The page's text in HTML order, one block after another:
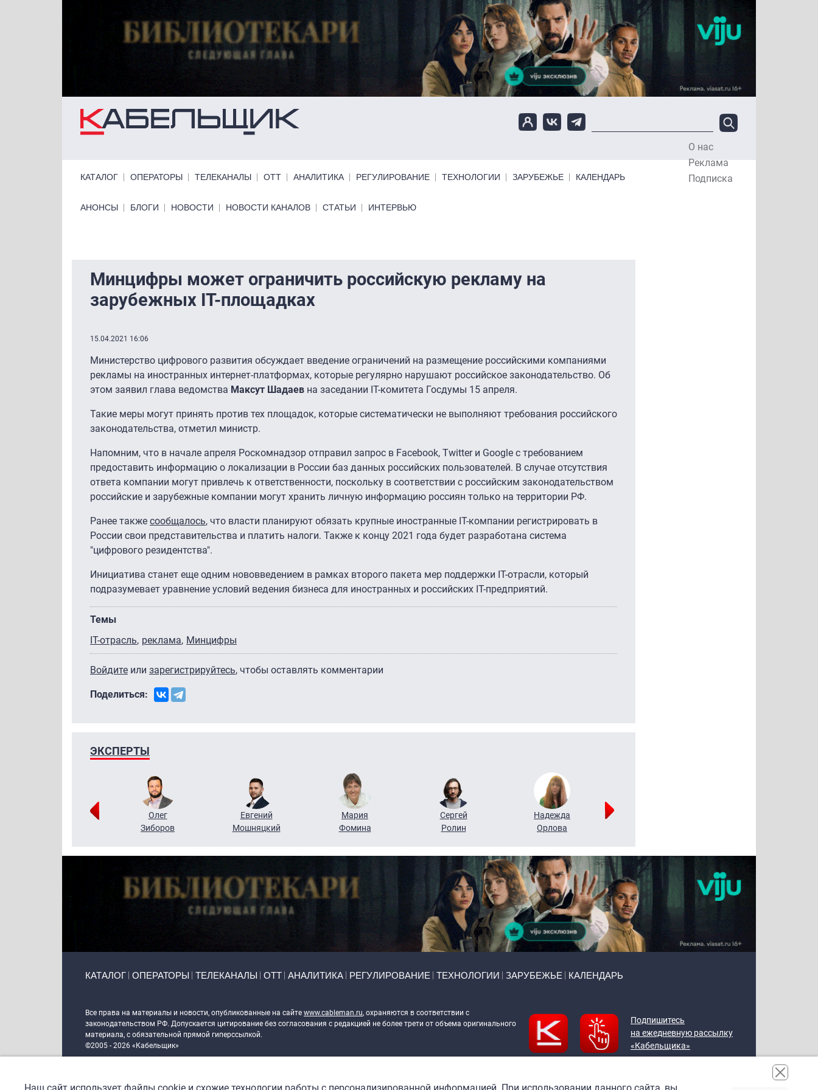
О нас
Реклама
Подписка
КАТАЛОГ ОПЕРАТОРЫ ТЕЛЕКАНАЛЫ ОТТ АНАЛИТИКА РЕГУЛИРОВАНИЕ ТЕХНОЛОГИИ ЗАРУБЕЖЬЕ КАЛЕНДАРЬ
Primary links bottom
АНОНСЫ БЛОГИ НОВОСТИ НОВОСТИ КАНАЛОВ СТАТЬИ ИНТЕРВЬЮ
Минцифры может ограничить российскую рекламу на
зарубежных IT-площадках
15.04.2021 16:06
Министерство цифрового развития обсуждает введение ограничений на размещение российскими компаниями
рекламы на иностранных интернет-платформах, которые регулярно нарушают российское законодательство. Об
этом заявил глава ведомства Максут Шадаев на заседании IT-комитета Госдумы 15 апреля.
Такие меры могут принять против тех площадок, которые систематически не выполняют требования российского
законодательства, отметил министр.
Напомним, что в начале апреля Роскомнадзор отправил запрос в Facebook, Twitter и Google с требованием
предоставить информацию о локализации в России баз данных российских пользователей. В случае отсутствия
ответа компании могут привлечь к ответственности, поскольку в соответствии с российским законодательством
российские и зарубежные компании могут хранить личную информацию россиян только на территории РФ.
Ранее также сообщалось, что власти планируют обязать крупные иностранные IT-компании регистрировать в
России свои представительства и платить налоги. Также к концу 2021 года будет разработана система
"цифрового резидентства".
Инициатива станет еще одним нововведением в рамках второго пакета мер поддержки IT-отрасли, который
подразумевает уравнение условий ведения бизнеса для иностранных и российских IT-предприятий.
Темы
IT-отрасль реклама Минцифры
Войдите или зарегистрируйтесь, чтобы оставлять комментарии
Поделиться:
ЭКСПЕРТЫ
Олег
Зиборов
Евгений
Мошняцкий
Мария
Фомина
Сергей
Ролин
Надежда
Орлова
КАТАЛОГ ОПЕРАТОРЫ ТЕЛЕКАНАЛЫ ОТТ АНАЛИТИКА РЕГУЛИРОВАНИЕ ТЕХНОЛОГИИ ЗАРУБЕЖЬЕ КАЛЕНДАРЬ
Все права на материалы и новости, опубликованные на сайте www.cableman.ru, охраняются в соответствии с
законодательством РФ. Допускается цитирование без согласования с редакцией не более трети от объема оригинального
материала, с обязательной прямой гиперссылкой.
©2005 - 2026 «Кабельщик»
Подпишитесь
на ежедневную рассылку
«Кабельщика»